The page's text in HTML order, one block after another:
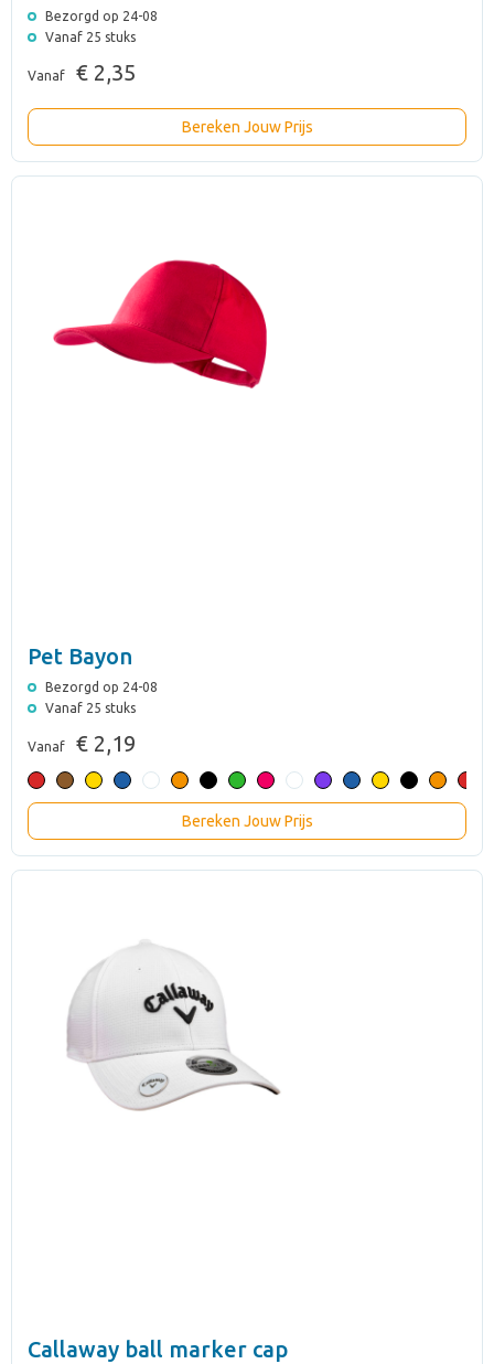
Bezorgd op 24-08
Vanaf 25 stuks
Vanaf € 2,35
Bereken Jouw Prijs
Pet Bayon
Bezorgd op 24-08
Vanaf 25 stuks
Vanaf € 2,19
Bereken Jouw Prijs
Callaway ball marker cap